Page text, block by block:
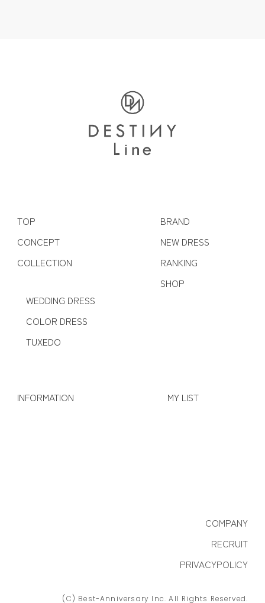
TOP
CONCEPT
COLLECTION
WEDDING DRESS
COLOR DRESS
TUXEDO
BRAND
NEW DRESS
RANKING
SHOP
INFORMATION MY LIST
COMPANY
RECRUIT
PRIVACYPOLICY
(C) Best-Anniversary Inc. All Rights Reserved.